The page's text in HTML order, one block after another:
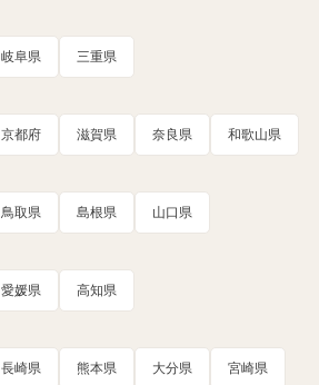
岐阜県 三重県
京都府 滋賀県 奈良県 和歌山県
鳥取県 島根県 山口県
愛媛県 高知県
長崎県 熊本県 大分県 宮崎県